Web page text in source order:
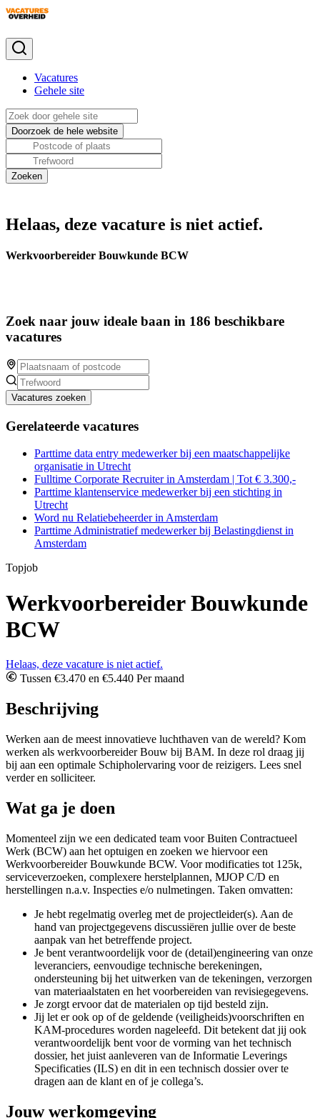
Vacatures
Gehele site
Helaas, deze vacature is niet actief.
Werkvoorbereider Bouwkunde BCW
Zoek naar jouw ideale baan in 186 beschikbare
vacatures
Vacatures zoeken
Gerelateerde vacatures
Parttime data entry medewerker bij een maatschappelijke
organisatie in Utrecht
Fulltime Corporate Recruiter in Amsterdam | Tot € 3.300,-
Parttime klantenservice medewerker bij een stichting in
Utrecht
Word nu Relatiebeheerder in Amsterdam
Parttime Administratief medewerker bij Belastingdienst in
Amsterdam
Topjob
Werkvoorbereider Bouwkunde
BCW
Helaas, deze vacature is niet actief.
Tussen €3.470 en €5.440 Per maand
Beschrijving
Werken aan de meest innovatieve luchthaven van de wereld? Kom
werken als werkvoorbereider Bouw bij BAM. In deze rol draag jij
bij aan een optimale Schipholervaring voor de reizigers. Lees snel
verder en solliciteer.
Wat ga je doen
Momenteel zijn we een dedicated team voor Buiten Contractueel
Werk (BCW) aan het optuigen en zoeken we hiervoor een
Werkvoorbereider Bouwkunde BCW. Voor modificaties tot 125k,
serviceverzoeken, complexere herstelplannen, MJOP C/D en
herstellingen n.a.v. Inspecties e/o nulmetingen. Taken omvatten:
Je hebt regelmatig overleg met de projectleider(s). Aan de
hand van projectgegevens discussiëren jullie over de beste
aanpak van het betreffende project.
Je bent verantwoordelijk voor de (detail)engineering van onze
leveranciers, eenvoudige technische berekeningen,
ondersteuning bij het uitwerken van de tekeningen, verzorgen
van materiaalstaten en het voorbereiden van revisiegegevens.
Je zorgt ervoor dat de materialen op tijd besteld zijn.
Jij let er ook op of de geldende (veiligheids)voorschriften en
KAM-procedures worden nageleefd. Dit betekent dat jij ook
verantwoordelijk bent voor de vorming van het technisch
dossier, het juist aanleveren van de Informatie Leverings
Specificaties (ILS) en dit in een technisch dossier over te
dragen aan de klant en of je collega’s.
Jouw werkomgeving